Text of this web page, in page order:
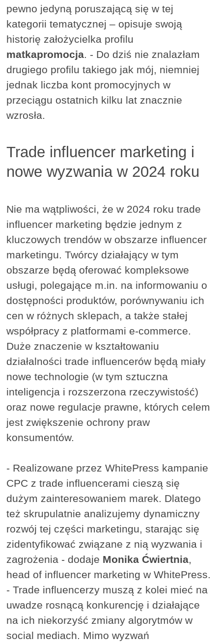
pewno jedyną poruszającą się w tej
kategorii tematycznej – opisuje swoją
historię założycielka profilu
matkapromocja. - Do dziś nie znalazłam
drugiego profilu takiego jak mój, niemniej
jednak liczba kont promocyjnych w
przeciągu ostatnich kilku lat znacznie
wzrosła.
Trade influencer marketing i
nowe wyzwania w 2024 roku
Nie ma wątpliwości, że w 2024 roku trade
influencer marketing będzie jednym z
kluczowych trendów w obszarze influencer
marketingu. Twórcy działający w tym
obszarze będą oferować kompleksowe
usługi, polegające m.in. na informowaniu o
dostępności produktów, porównywaniu ich
cen w różnych sklepach, a także stałej
współpracy z platformami e-commerce.
Duże znaczenie w kształtowaniu
działalności trade influencerów będą miały
nowe technologie (w tym sztuczna
inteligencja i rozszerzona rzeczywistość)
oraz nowe regulacje prawne, których celem
jest zwiększenie ochrony praw
konsumentów.
- Realizowane przez WhitePress kampanie
CPC z trade influencerami cieszą się
dużym zainteresowaniem marek. Dlatego
też skrupulatnie analizujemy dynamiczny
rozwój tej części marketingu, starając się
zidentyfikować związane z nią wyzwania i
zagrożenia - dodaje Monika Ćwiertnia,
head of influencer marketing w WhitePress.
- Trade influencerzy muszą z kolei mieć na
uwadze rosnącą konkurencję i działające
na ich niekorzyść zmiany algorytmów w
social mediach. Mimo wyzwań